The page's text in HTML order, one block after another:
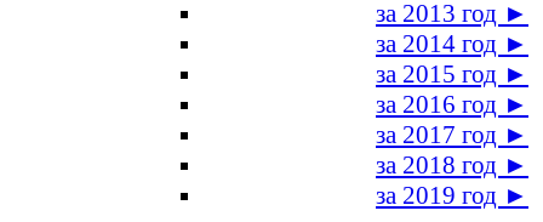
за 2013 год ►
за 2014 год ►
за 2015 год ►
за 2016 год ►
за 2017 год ►
за 2018 год ►
за 2019 год ►